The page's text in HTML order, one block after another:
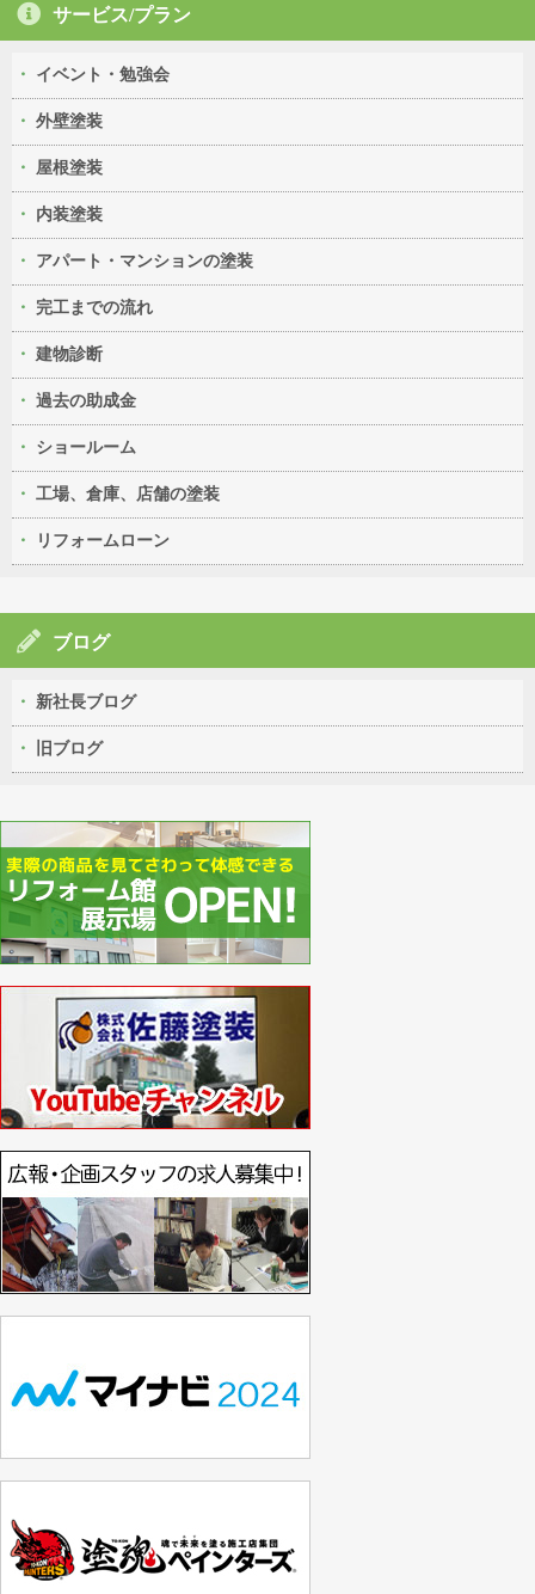
サービス/プラン
イベント・勉強会
外壁塗装
屋根塗装
内装塗装
アパート・マンションの塗装
完工までの流れ
建物診断
過去の助成金
ショールーム
工場、倉庫、店舗の塗装
リフォームローン
ブログ
新社長ブログ
旧ブログ